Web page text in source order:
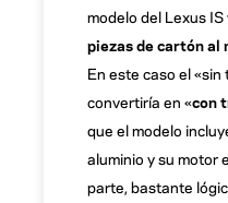
modelo del Lexus IS
piezas de cartón al
En este caso el
convertiría en «con
que el modelo
aluminio y su motor
parte, bastante